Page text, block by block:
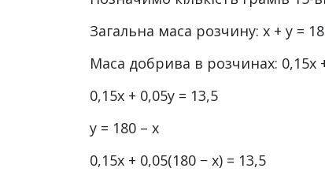
Загальна маса розчину: x + y =
Маса добрива в розчинах: 0,15x
0,15x + 0,05y = 13,5
y = 180 – x
0,15x + 0,05(180 − x) = 13,5